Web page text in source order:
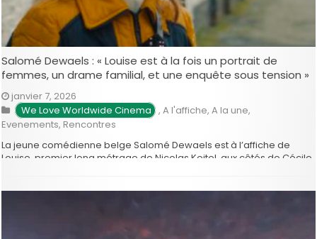
Salomé Dewaels : « Louise est à la fois un portrait de
femmes, un drame familial, et une enquête sous tension »
janvier 7, 2026
We Love Worldwide Cinema ,A l'affiche,A la une,
Evenements, Rencontres
La jeune comédienne belge Salomé Dewaels est à l’affiche de
Louise, premier long métrage de Nicolas Keitel, aux côtés de Cécile